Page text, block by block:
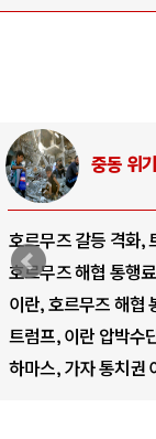
AI와 인간
중국 AI, 저가 공세로
AI 국부펀드 구상 놓
AI 데이터센터 반대
AI의 숨은 환경 비용:
AI는 어떻게 미국 민